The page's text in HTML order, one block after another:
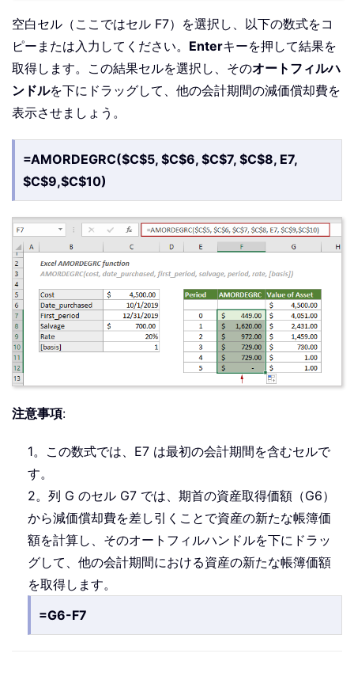
空白セル（ここではセル F7）を選択し、以下の数式をコ
ピーまたは入力してください。 Enterキーを押して結果を
取得します。この結果セルを選択し、そのオートフィルハ
ンドルを下にドラッグして、他の会計期間の減価償却費を
表示させましょう。
=AMORDEGRC($C$5, $C$6, $C$7, $C$8, E7,
$C$9,$C$10)
注意事項:
1。この数式では、E7 は最初の会計期間を含むセルで
す。
2。列 G のセル G7 では、期首の資産取得価額（G6）
から減価償却費を差し引くことで資産の新たな帳簿価
額を計算し、そのオートフィルハンドルを下にドラッ
グして、他の会計期間における資産の新たな帳簿価額
を取得します。
=G6-F7